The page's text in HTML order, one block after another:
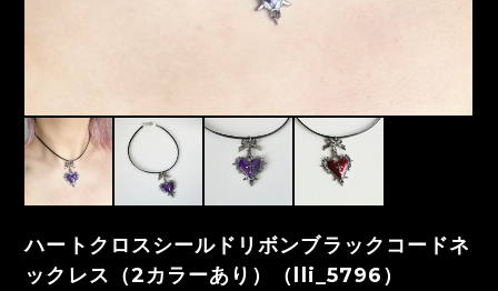
ハートクロスシールドリボンブラックコードネ
ックレス（2カラーあり）（lli_5796）